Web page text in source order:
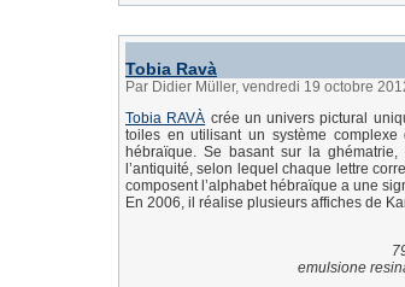
Tobia Ravà
Par Didier Müller, vendredi 19 octobre
Tobia RAVÀ crée un univers pictural
toiles en utilisant un système
hébraïque. Se basant sur la
l’antiquité, selon lequel chaque lettre
composent l’alphabet hébraïque a une
En 2006, il réalise plusieurs affiches de
emulsione